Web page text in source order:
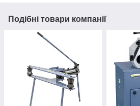
Подібні товари компанії